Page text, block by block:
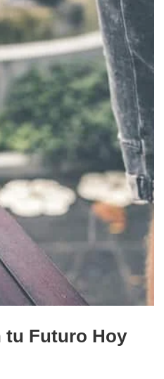
tu Futuro Hoy